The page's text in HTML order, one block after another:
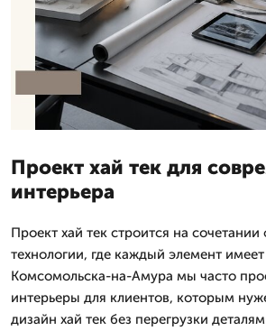
Проект хай тек для
интерьера
Проект хай тек строится на
технологии, где каждый элемент
Комсомольска-на-Амура мы часто
интерьеры для клиентов, которым
дизайн хай тек без перегрузки